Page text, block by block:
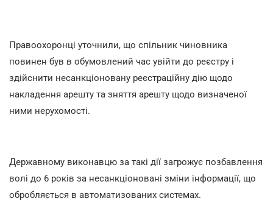
Правоохоронці уточнили, що спільник чиновника
повинен був в обумовлений час увійти до реєстру і
здійснити несанкціоновану реєстраційну дію щодо
накладення арешту та зняття арешту щодо визначеної
ними нерухомості.
Державному виконавцю за такі дії загрожує позбавлення
волі до 6 років за несанкціоновані зміни інформації, що
обробляється в автоматизованих системах.